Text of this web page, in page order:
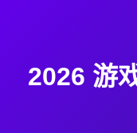
2026 游